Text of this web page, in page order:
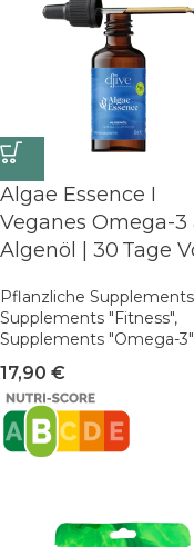
Algae Essence I
Veganes Omega-3
Algenöl | 30 Tage
Pflanzliche Supplements
Supplements "Fitness",
Supplements "Omega-3"
17,90 €